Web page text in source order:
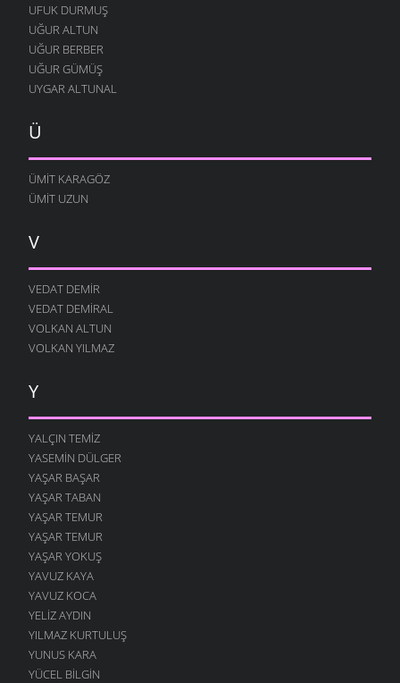
UFUK DURMUŞ
UĞUR ALTUN
UĞUR BERBER
UĞUR GÜMÜŞ
UYGAR ALTUNAL
Ü
ÜMIT KARAGÖZ
ÜMIT UZUN
V
VEDAT DEMIR
VEDAT DEMIRAL
VOLKAN ALTUN
VOLKAN YILMAZ
Y
YALÇIN TEMIZ
YASEMIN DÜLGER
YAŞAR BAŞAR
YAŞAR TABAN
YAŞAR TEMUR
YAŞAR TEMUR
YAŞAR YOKUŞ
YAVUZ KAYA
YAVUZ KOCA
YELIZ AYDIN
YILMAZ KURTULUŞ
YUNUS KARA
YÜCEL BILGIN